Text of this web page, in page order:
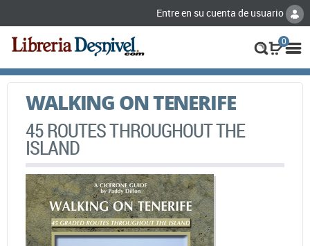
Entre en su cuenta de usuario
0
WALKING ON TENERIFE
45 ROUTES THROUGHOUT THE
ISLAND